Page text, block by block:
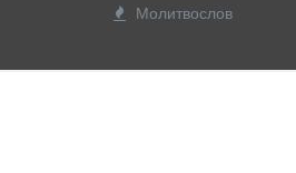
Молитвослов